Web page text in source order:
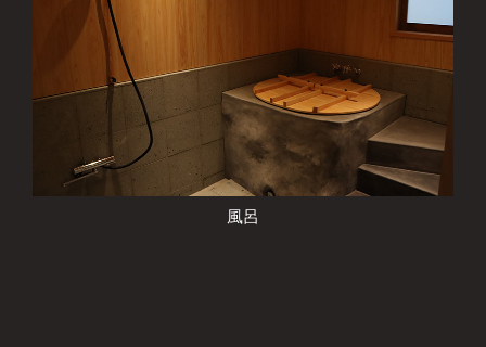
風呂